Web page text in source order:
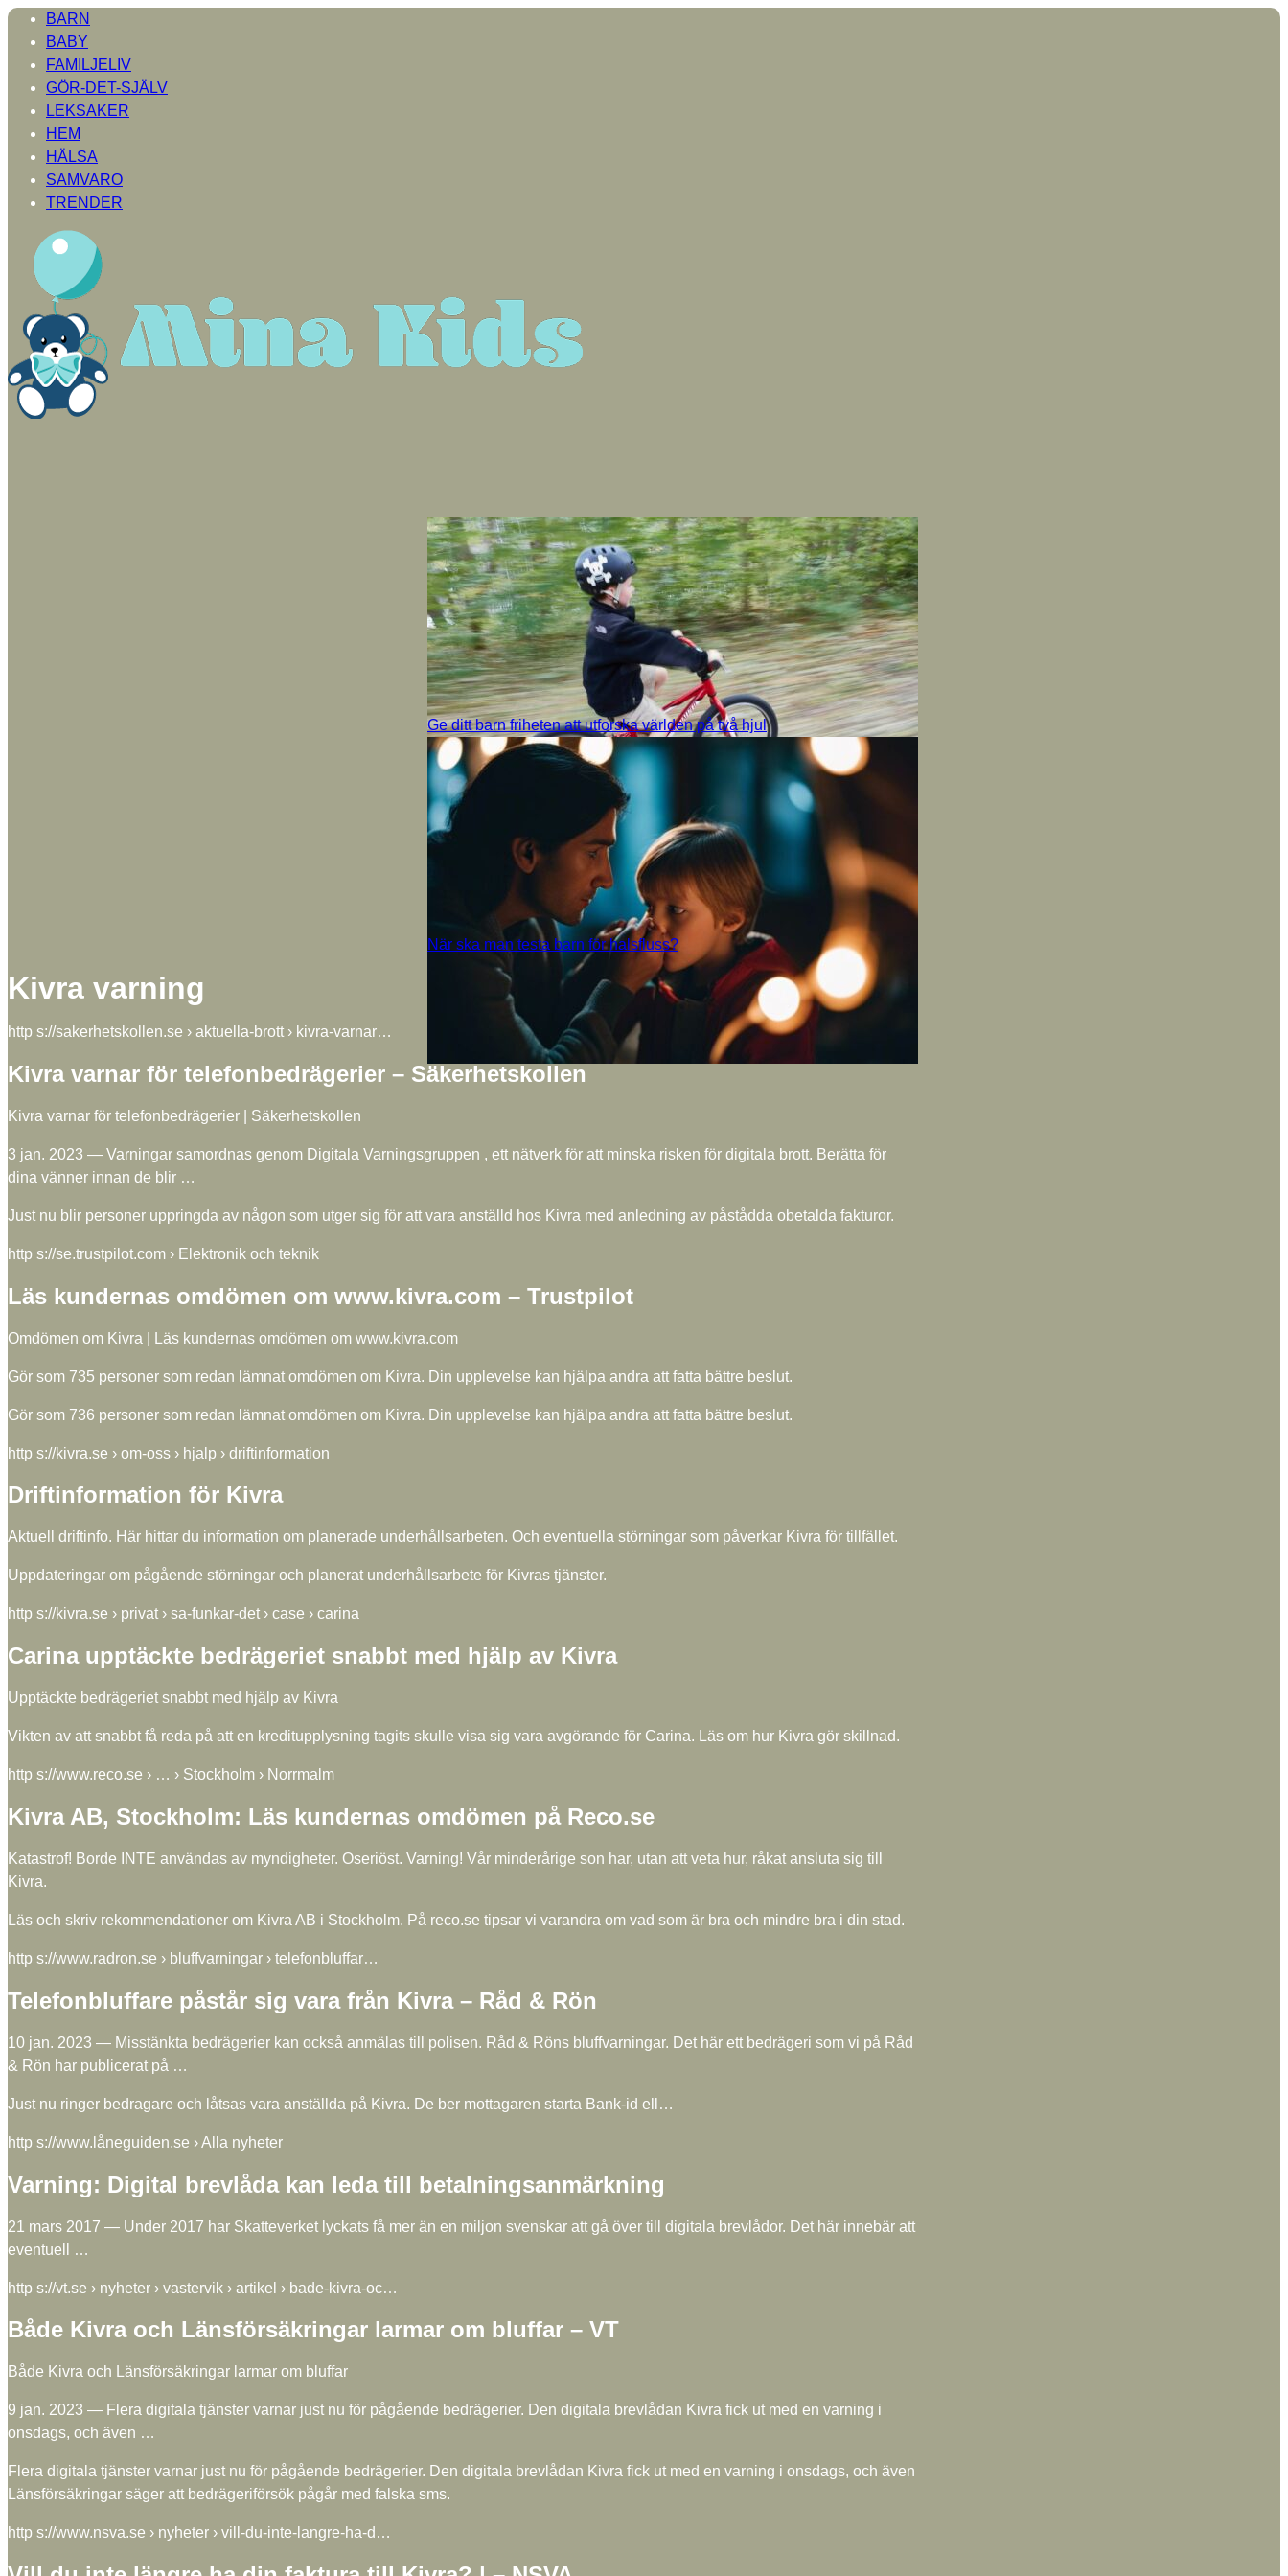
BARN
BABY
FAMILJELIV
GÖR-DET-SJÄLV
LEKSAKER
HEM
HÄLSA
SAMVARO
TRENDER
Ge ditt barn friheten att utforska världen på två hjul
När ska man testa barn för halsfluss?
Kivra varning
http s://sakerhetskollen.se › aktuella-brott › kivra-varnar…
Kivra varnar för telefonbedrägerier – Säkerhetskollen
Kivra varnar för telefonbedrägerier | Säkerhetskollen
3 jan. 2023 — Varningar samordnas genom Digitala Varningsgruppen , ett nätverk för att minska risken för digitala brott. Berätta för
dina vänner innan de blir …
Just nu blir personer uppringda av någon som utger sig för att vara anställd hos Kivra med anledning av påstådda obetalda fakturor.
http s://se.trustpilot.com › Elektronik och teknik
Läs kundernas omdömen om www.kivra.com – Trustpilot
Omdömen om Kivra | Läs kundernas omdömen om www.kivra.com
Gör som 735 personer som redan lämnat omdömen om Kivra. Din upplevelse kan hjälpa andra att fatta bättre beslut.
Gör som 736 personer som redan lämnat omdömen om Kivra. Din upplevelse kan hjälpa andra att fatta bättre beslut.
http s://kivra.se › om-oss › hjalp › driftinformation
Driftinformation för Kivra
Aktuell driftinfo. Här hittar du information om planerade underhållsarbeten. Och eventuella störningar som påverkar Kivra för tillfället.
Uppdateringar om pågående störningar och planerat underhållsarbete för Kivras tjänster.
http s://kivra.se › privat › sa-funkar-det › case › carina
Carina upptäckte bedrägeriet snabbt med hjälp av Kivra
Upptäckte bedrägeriet snabbt med hjälp av Kivra
Vikten av att snabbt få reda på att en kreditupplysning tagits skulle visa sig vara avgörande för Carina. Läs om hur Kivra gör skillnad.
http s://www.reco.se › … › Stockholm › Norrmalm
Kivra AB, Stockholm: Läs kundernas omdömen på Reco.se
Katastrof! Borde INTE användas av myndigheter. Oseriöst. Varning! Vår minderårige son har, utan att veta hur, råkat ansluta sig till
Kivra.
Läs och skriv rekommendationer om Kivra AB i Stockholm. På reco.se tipsar vi varandra om vad som är bra och mindre bra i din stad.
http s://www.radron.se › bluffvarningar › telefonbluffar…
Telefonbluffare påstår sig vara från Kivra – Råd & Rön
10 jan. 2023 — Misstänkta bedrägerier kan också anmälas till polisen. Råd & Röns bluffvarningar. Det här ett bedrägeri som vi på Råd
& Rön har publicerat på …
Just nu ringer bedragare och låtsas vara anställda på Kivra. De ber mottagaren starta Bank-id ell…
http s://www.låneguiden.se › Alla nyheter
Varning: Digital brevlåda kan leda till betalningsanmärkning
21 mars 2017 — Under 2017 har Skatteverket lyckats få mer än en miljon svenskar att gå över till digitala brevlådor. Det här innebär att
eventuell …
http s://vt.se › nyheter › vastervik › artikel › bade-kivra-oc…
Både Kivra och Länsförsäkringar larmar om bluffar – VT
Både Kivra och Länsförsäkringar larmar om bluffar
9 jan. 2023 — Flera digitala tjänster varnar just nu för pågående bedrägerier. Den digitala brevlådan Kivra fick ut med en varning i
onsdags, och även …
Flera digitala tjänster varnar just nu för pågående bedrägerier. Den digitala brevlådan Kivra fick ut med en varning i onsdags, och även
Länsförsäkringar säger att bedrägeriförsök pågår med falska sms.
http s://www.nsva.se › nyheter › vill-du-inte-langre-ha-d…